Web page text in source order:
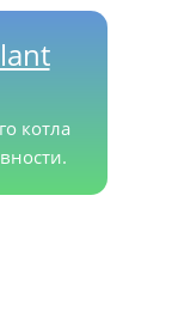
котла